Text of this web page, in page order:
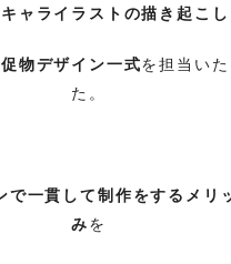
ャライラストの描き起こし
物デザイン一式を担当いた
た。
で一貫して制作をするメリ
みを